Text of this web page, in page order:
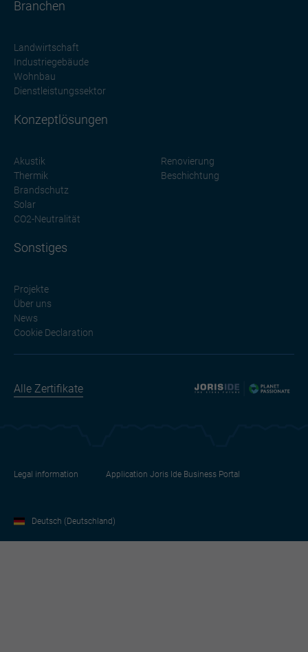
Branchen
Landwirtschaft
Industriegebäude
Wohnbau
Dienstleistungssektor
Konzeptlösungen
Akustik
Thermik
Brandschutz
Solar
CO2-Neutralität
Renovierung
Beschichtung
Sonstiges
Projekte
Über uns
News
Cookie Declaration
Alle Zertifikate
Legal information Application Joris Ide Business Portal
Deutsch (Deutschland)